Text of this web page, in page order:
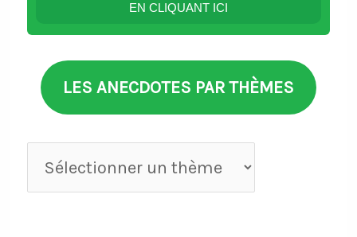
EN CLIQUANT ICI
LES ANECDOTES PAR THÈMES
Anecdotes
par